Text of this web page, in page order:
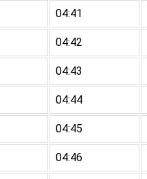
04:41
04:42
04:43
04:44
04:45
04:46